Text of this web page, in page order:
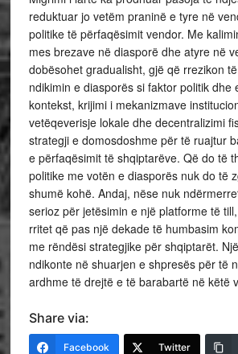
reduktuar jo vetëm praninë e tyre në
politike të përfaqësimit vendor. Me
mes brezave në diasporë dhe atyre në
dobësohet gradualisht, gjë që rrezikon
ndikimin e diasporës si faktor politik dhe
kontekst, krijimi i mekanizmave
vetëqeverisje lokale dhe decentralizimi
strategji e domosdoshme për të ruajtur
e përfaqësimit të shqiptarëve. Që do të
politike me votën e diasporës nuk do të
shumë kohë. Andaj, nëse nuk
serioz për jetësimin e një platforme të
rritet që pas një dekade të humbasim
me rëndësi strategjike për shqiptarët.
ndikonte në shuarjen e shpresës për të
ardhme të drejtë e të barabartë në këtë
Share via:
Facebook Twitter